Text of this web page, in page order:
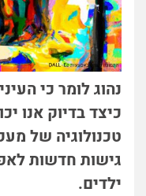
נהוג לומר כי
כיצד בדיוק אנו
טכנולוגיה של
גישות חדשות
ילדים.